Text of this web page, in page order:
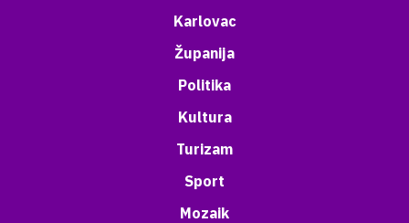
Karlovac
Županija
Politika
Kultura
Turizam
Sport
Mozaik